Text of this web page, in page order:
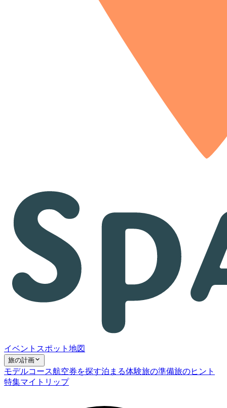
イベント スポット 地図
旅の計画
モデルコース航空券を探す泊まる体験旅の準備旅のヒント
特集マイトリップ